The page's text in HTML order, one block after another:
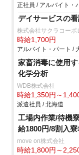
正社員 / アルバイト・
デイサービスの
株式会社サクラコーポ
時給1,700円
アルバイト・パート /
家畜消毒に使用
化学分析
WDB株式会社
時給1,350円～
派遣社員 / 北海道
工場内作業/待機
給1800円/8割入
move on株式会社
時給1,800円～